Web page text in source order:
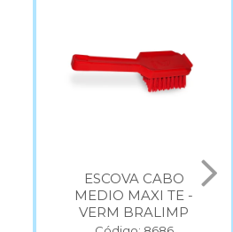
ESCOVA CABO
MEDIO MAXI TE -
VERM BRALIMP